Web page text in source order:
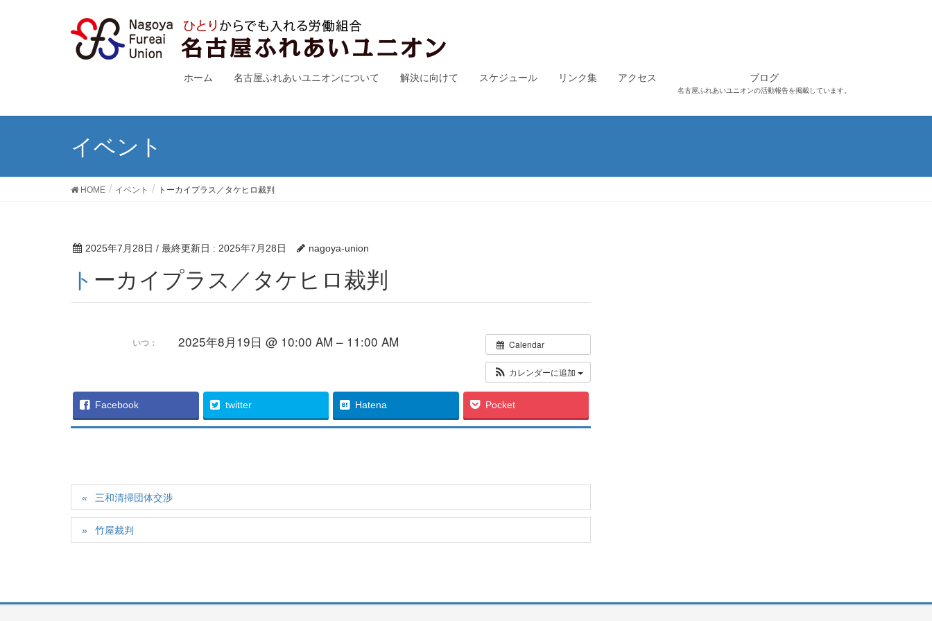
ホーム 名古屋ふれあいユニオンについて 解決に向けて スケジュール リンク集 アクセス ブログ
名古屋ふれあいユニオンの活動報告を掲載しています。
イベント
HOME イベント トーカイプラス／タケヒロ裁判
2025年7月28日 / 最終更新日 : 2025年7月28日 nagoya-union
トーカイプラス／タケヒロ裁判
Calendar
カレンダーに追加
いつ： 2025年8月19日 @ 10:00 AM – 11:00 AM
Facebook twitter Hatena Pocket
三和清掃団体交渉
竹屋裁判